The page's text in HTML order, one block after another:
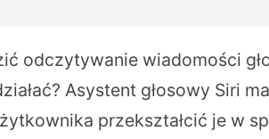
odczytywanie wiadomości
Asystent głosowy Siri
przekształcić je w